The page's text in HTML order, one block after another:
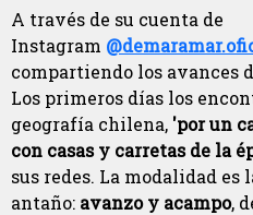
A través de su cuenta de
Instagram
compartiendo los avances
Los primeros días los
geografía chilena, 'por un
con casas y carretas de la
sus redes. La modalidad es
antaño: avanzo y acampo,